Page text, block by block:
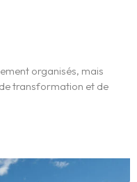
organisés, mais
transformation et de